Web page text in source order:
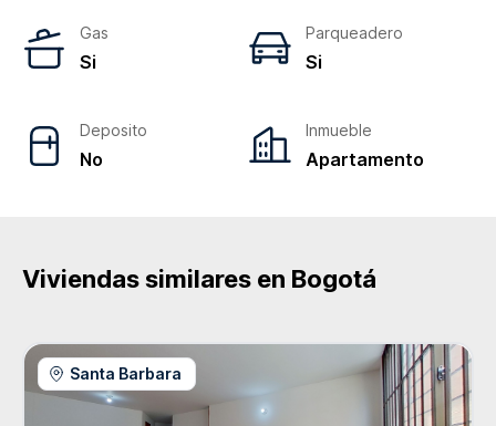
Gas
Si
Parqueadero
Si
Deposito
No
Inmueble
Apartamento
Viviendas similares en Bogotá
Santa Barbara